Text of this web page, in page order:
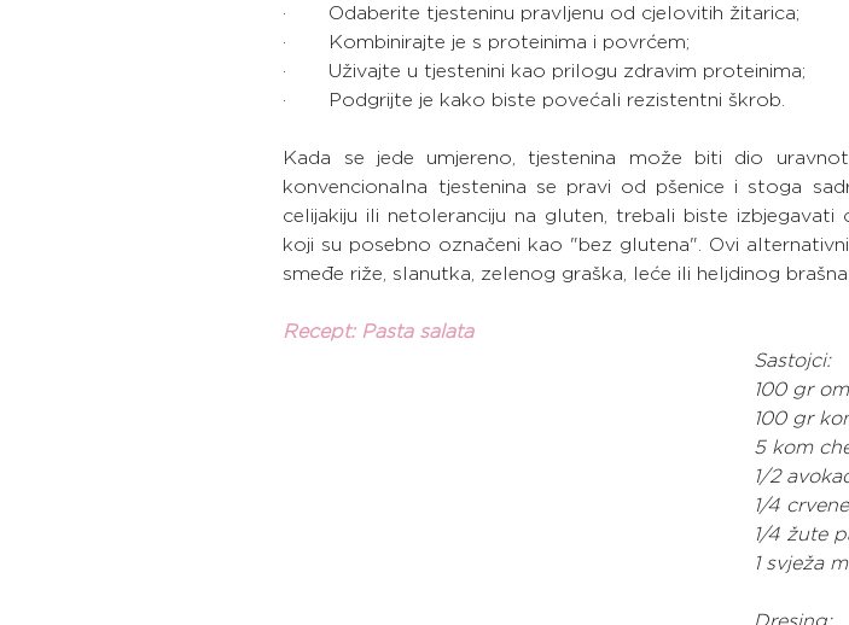
·       Odaberite tjesteninu pravljenu od cjelovitih žitarica;
·       Kombinirajte je s proteinima i povrćem;
·       Uživajte u tjestenini kao prilogu zdravim proteinima;
·       Podgrijte je kako biste povećali rezistentni škrob.
Kada se jede umjereno, tjestenina može biti dio
konvencionalna tjestenina se pravi od pšenice i stoga
celijakiju ili netoleranciju na gluten, trebali biste
koji su posebno označeni kao "bez glutena". Ovi
smeđe riže, slanutka, zelenog graška, leće ili heljdinog brašna.
Recept: Pasta salata
Sastojci:
100 gr
100 gr
5 kom
1/2
1/4
1/4 žute
1 svježa